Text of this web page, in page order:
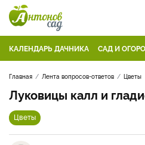
КАЛЕНДАРЬ ДАЧНИКА САД И
Главная Лента вопросов-ответов Цветы
Луковицы калл и
Цветы